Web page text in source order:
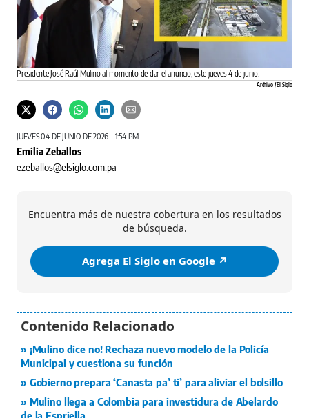
Presidente José Raúl Mulino al momento de dar el anuncio, este jueves 4 de junio.
Archivo / El Siglo
JUEVES 04 DE JUNIO DE 2026 - 1:54 PM
Emilia Zeballos
ezeballos@elsiglo.com.pa
Encuentra más de nuestra cobertura en los resultados
de búsqueda.
Agrega El Siglo en Google ↗️
¡Mulino dice no! Rechaza nuevo modelo de la Policía
Municipal y cuestiona su función
Gobierno prepara ‘Canasta pa’ ti’ para aliviar el bolsillo
Mulino llega a Colombia para investidura de Abelardo
de la Espriella